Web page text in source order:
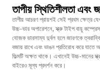
তাপীয় স্থিতিশীলতা এবং
তাপীয় আচরণ প্রায়শই সেই প্রথম ক্ষেত্র
উচ্চ-ভার অপারেশনে, স্ক্রু টাইপ বায়ু
যোজক ভারসাম্য দুর্বল হলে জারণকে
বজায় রাখে এবং ভাঙন প্রতিরোধ করে যাতে
ফিল্মটি অক্ষত থাকে। এখানেই উচ্চ-মানের
বাইরেও মূল্য প্রদর্শন করে।